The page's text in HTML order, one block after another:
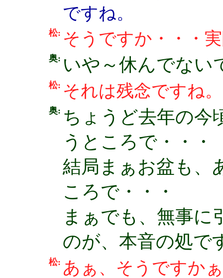
ですね。
松: そうですか・・・
奥: いや～休んでない
松: それは残念ですね
奥: ちょうど去年の今
うところで・・・
結局まぁお盆も、
ころで・・・
まぁでも、無事に
のが、本音の処で
松: あぁ、そうですか